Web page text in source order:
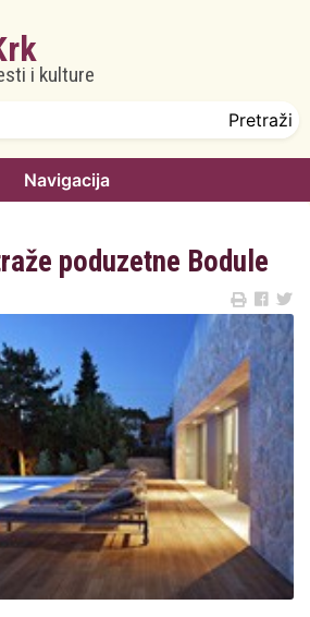
i kulture
Navigacija
poduzetne Bodule